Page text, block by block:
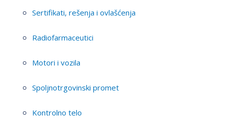
Sertifikati, rešenja i ovlašćenja
Radiofarmaceutici
Motori i vozila
Spoljnotrgovinski promet
Kontrolno telo